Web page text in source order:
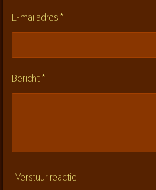
e
r
e
n
E-mailadres *
Bericht *
Verstuur reactie